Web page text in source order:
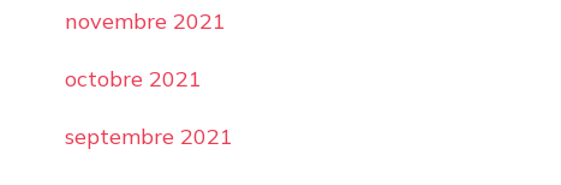
novembre 2021
octobre 2021
septembre 2021